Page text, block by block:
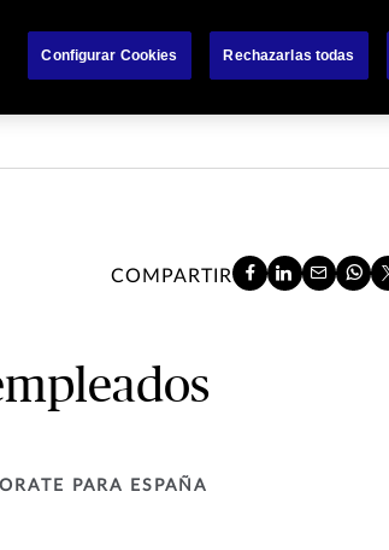
COMPARTIR
PARA ESPAÑA
Configurar Cookies Rechazarlas todas